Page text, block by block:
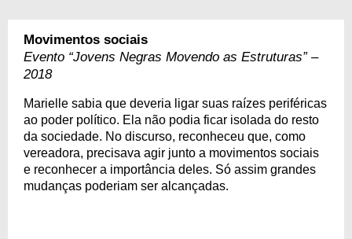
Movimentos sociais
Evento “Jovens Negras Movendo as Estruturas” –
2018
Marielle sabia que deveria ligar suas raízes periféricas
ao poder político. Ela não podia ficar isolada do resto
da sociedade. No discurso, reconheceu que, como
vereadora, precisava agir junto a movimentos sociais
e reconhecer a importância deles. Só assim grandes
mudanças poderiam ser alcançadas.